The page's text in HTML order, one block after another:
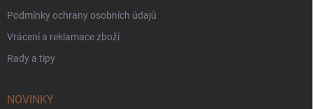
Podmínky ochrany osobních údajů
Vrácení a reklamace zboží
Rady a tipy
NOVINKY